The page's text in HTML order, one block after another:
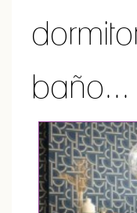
baño...